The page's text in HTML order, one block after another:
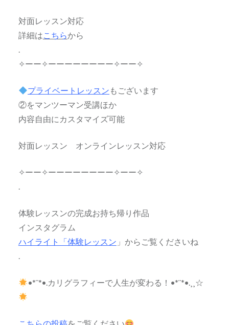
対面レッスン対応
詳細はこちらから
.
✧ーー✧ーーーーーーーー✧ーー✧
プライベートレッスン もございます
②をマンツーマン受講ほか
内容自由にカスタマイズ可能
対面レッスン オンラインレッスン対応
✧ーー✧ーーーーーーーー✧ーー✧
.
体験レッスンの完成お持ち帰り作品
インスタグラム
ハイライト「体験レッスン 」からご覧くださいね
.
•*¨*•.カリグラフィーで人生が変わる！•*¨*•.¸¸☆